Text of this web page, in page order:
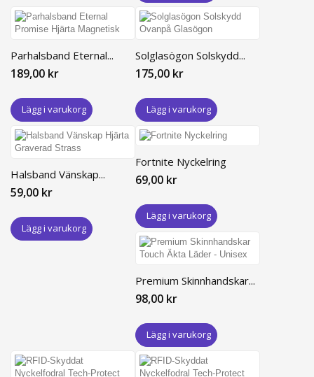
Parhalsband Eternal...
189,00 kr
Lägg i varukorg
Solglasögon Solskydd...
175,00 kr
Lägg i varukorg
Halsband Vänskap...
59,00 kr
Lägg i varukorg
Fortnite Nyckelring
69,00 kr
Lägg i varukorg
Premium Skinnhandskar...
98,00 kr
Lägg i varukorg